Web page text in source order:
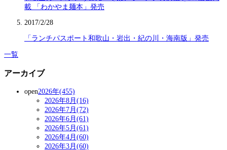
載 「わかやま麺本」発売
2017/2/28
「ランチパスポート和歌山・岩出・紀の川・海南版」発売
一覧
アーカイブ
open2026年(455)
2026年8月(16)
2026年7月(72)
2026年6月(61)
2026年5月(61)
2026年4月(60)
2026年3月(60)